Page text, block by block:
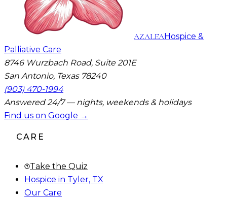
AZALEAHospice &
Palliative Care
8746 Wurzbach Road, Suite 201E
San Antonio, Texas 78240
(903) 470-1994
Answered 24/7 — nights, weekends & holidays
Find us on Google →
CARE
Take the Quiz
Hospice in Tyler, TX
Our Care